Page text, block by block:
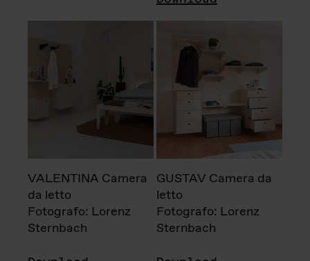
VALENTINA Camera
da letto
Fotografo: Lorenz
Sternbach
GUSTAV Camera da
letto
Fotografo: Lorenz
Sternbach